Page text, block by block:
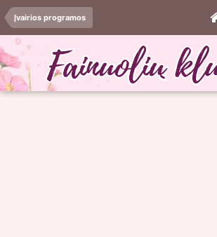
Įvairios programos